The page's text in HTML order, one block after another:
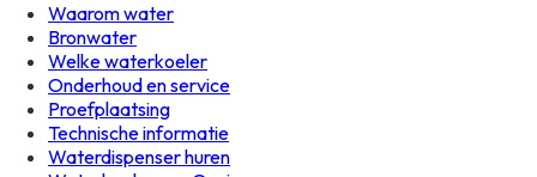
Waarom water
Bronwater
Welke waterkoeler
Onderhoud en service
Proefplaatsing
Technische informatie
Waterdispenser huren